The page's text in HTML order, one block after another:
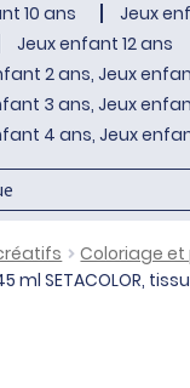
10 ans
Jeux
Jeux enfant 12 ans
2 ans, Jeux
3 ans, Jeux
4 ans, Jeux
Coloriage et
ml SETACOLOR,